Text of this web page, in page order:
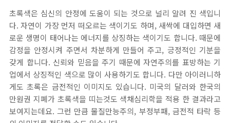
초록색은 심신의 안정에 도움이 되는 것으로 널리 알려 진 색입니
다. 자연이 가장 먼저 떠오르는 색이기도 하며, 새싹에 대입하면 새
로운 생명이 태어나는 에너지를 상징하는 색이기도 합니다. 때문에
감정을 안정시켜 주면서 차분하게 만들어 주고, 긍정적인 기분을
갖게 합니다. 신뢰와 믿음을 주기 때문에 자연주의를 표방하는 기
업에서 상징적인 색으로 많이 사용하기도 합니다. 다만 아이러니하
게도 초록은 금전적인 이미지도 있습니다. 미국의 달러와 한국의
만원권 지폐가 초록색을 띠는것도 색채심리학을 적용 한 결과라고
보여지는데요. 그런 만큼 물질만능주의, 부정부패, 금전적 타락 등